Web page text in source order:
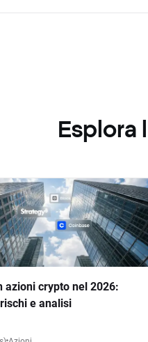
Esplora
azioni crypto nel 2026:
e analisi